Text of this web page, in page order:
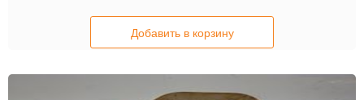
Добавить в корзину